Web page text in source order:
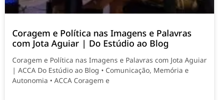
Coragem e Política nas Imagens e Palavras
com Jota Aguiar | Do Estúdio ao Blog
Coragem e Política nas Imagens e Palavras com Jota Aguiar
| ACCA Do Estúdio ao Blog • Comunicação, Memória e
Autonomia • ACCA Coragem e